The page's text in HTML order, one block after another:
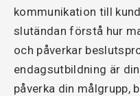
kommunikation till
slutändan förstå hur
och påverkar
endagsutbildning är
påverka din målgrupp,